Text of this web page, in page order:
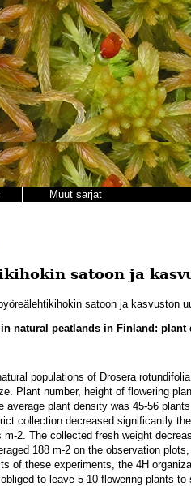
Muut sarjat
satoon ja
satoon ja kasvuston
natural peatlands in Finland: plant
populations of Drosera
Plant number, height of flowering
plant density was 45-56
collection decreased significantly
2. The collected fresh weight
188 m-2 on the observation
of these experiments, the 4H
to leave 5-10 flowering plants to